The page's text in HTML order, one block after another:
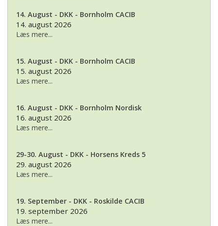
14. August - DKK - Bornholm CACIB
14. august 2026
Læs mere...
15. August - DKK - Bornholm CACIB
15. august 2026
Læs mere...
16. August - DKK - Bornholm Nordisk
16. august 2026
Læs mere...
29-30. August - DKK - Horsens Kreds 5
29. august 2026
Læs mere...
19. September - DKK - Roskilde CACIB
19. september 2026
Læs mere...